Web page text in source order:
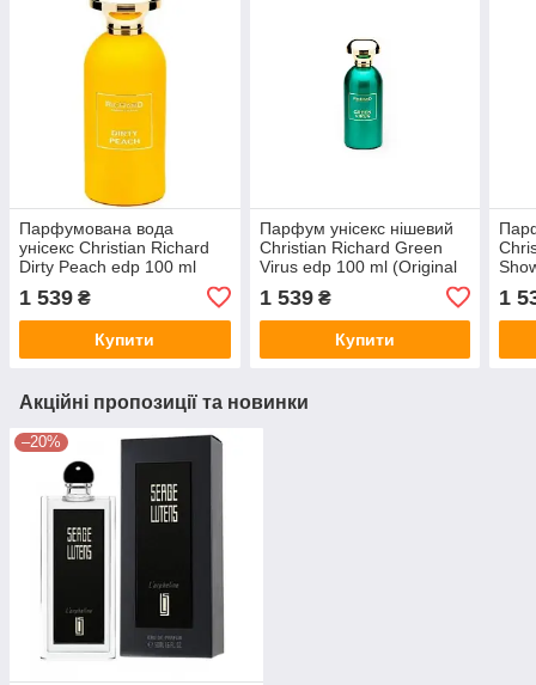
Парфумована вода
унісекс Christian Richard
Dirty Peach edp 100 ml
1 539 ₴
Купити
Парфум унісекс нішевий
Christian Richard Green
Virus edp 100 ml (Original
1 539₴
Купити
1
Акційні пропозиції та новинки
–20%